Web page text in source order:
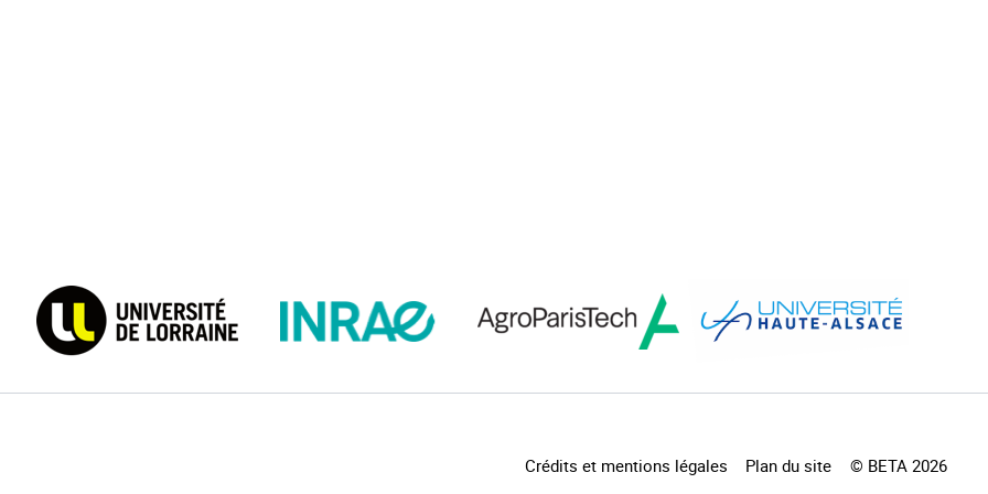
Crédits et mentions légales Plan du site © BETA 2026